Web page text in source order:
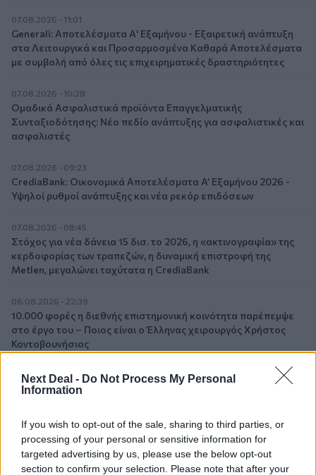
Next Deal - Do Not Process My Personal
Information
If you wish to opt-out of the sale, sharing to third parties, or
processing of your personal or sensitive information for
targeted advertising by us, please use the below opt-out
section to confirm your selection. Please note that after your
07.08.2026 - 11:01
Generali: Αποτελέσματα Α' Εξαμήνου - Εξαιρετική ανάπτυξη
στα Λειτουργικά και Προσαρμοσμένα Καθαρά Αποτελέσματα
με συμβολή από όλες τις επιχειρηματικές δραστηριότητες
07.08.2026 - 10:28
Ομαδικά Ασφαλιστικά προϊόντα Επαγγελματικής
Συνταξιοδότησης: Νέο πεδίο ανάπτυξης για ασφαλιστικές και
ασφαλιστές
07.08.2026 - 09:23
CrediaBank: Οικονομικά Αποτελέσματα A’ Εξαμήνου 2026 -
Υψηλοί ρυθμοί ανάπτυξης και νέα ρεκόρ επιδόσεων
07.08.2026 - 08:45
Στόχος για νέα δάνεια 15 δισ. το 2026, η «ακτινογραφία» της
κερδοφορίας των τραπεζών, η δυναμική επιστροφή της
Metlen, μεγαλώνει ταχύτατα η CrediaBank
06.08.2026 - 22:39
10.000 φορές η διεθνής επιστημονική κοινότητα παρέπεμψε
στο έργο του – Ποιος είναι ο Έλληνας χειρουργός Χρήστος
Κοντοβουνήσιος
06.08.2026 - 14:55
Μιχάλης Τάτσης, Insurance & Healthcare Analyst, διευθυντής
06.08.2026 - 13:30
Όταν η επόμενη μέρα είναι στάχτη, τι θα πει ο Ασφαλιστικός
Διαμεσολαβητής στον πελάτη κλάδου υγείας;